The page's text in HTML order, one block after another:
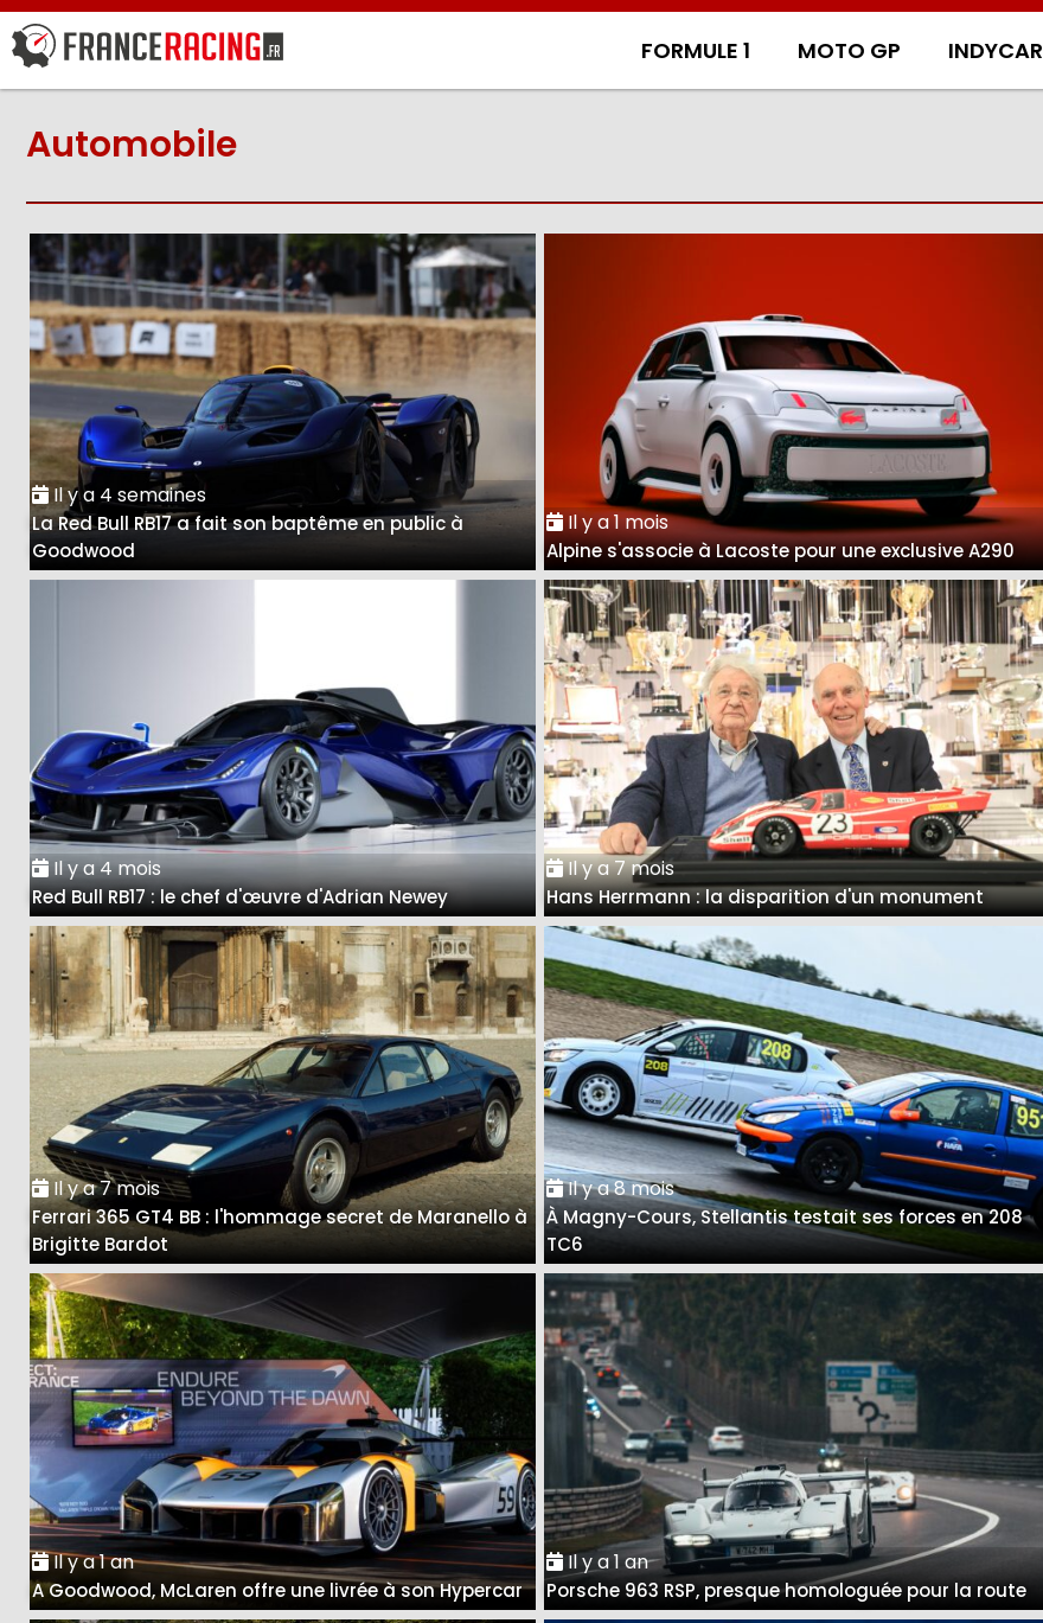
FORMULE 1 MOTO GP INDYCAR
Automobile
Il y a 4 semaines
La Red Bull RB17 a fait son baptême en public à
Goodwood
Il y a 1 mois
Alpine s'associe à Lacoste pour une exclusive A290
Il y a 4 mois
Red Bull RB17 : le chef d'œuvre d'Adrian Newey
Il y a 7 mois
Hans Herrmann : la disparition d'un monument
Il y a 7 mois
Ferrari 365 GT4 BB : l'hommage secret de Maranello à
Brigitte Bardot
Il y a 8 mois
À Magny-Cours, Stellantis testait ses forces en 208
TC6
Il y a 1 an
A Goodwood, McLaren offre une livrée à son Hypercar
Il y a 1 an
Porsche 963 RSP, presque homologuée pour la route